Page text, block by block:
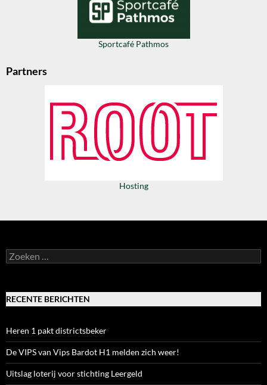
Sportcafé Pathmos
Partners
Hosting
Zoeken
naar:
RECENTE BERICHTEN
Heren 1 pakt districtsbeker
De VIPS van Vips Bardot H1 melden zich weer!
Uitslag loterij voor stichting Leergeld